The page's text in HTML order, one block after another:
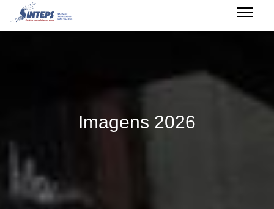
Imagens 2026